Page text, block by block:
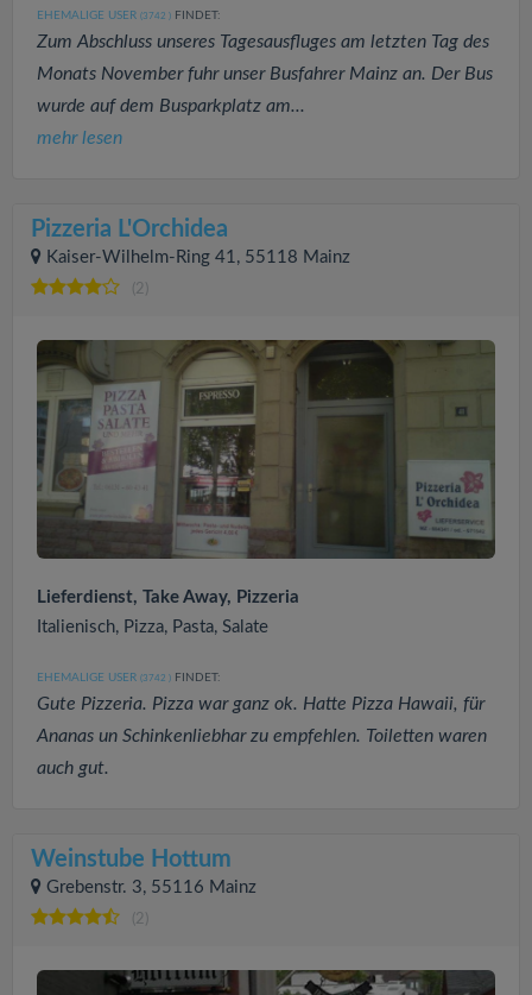
EHEMALIGE USER (3742 ) FINDET:
Zum Abschluss unseres Tagesausfluges am letzten Tag des
Monats November fuhr unser Busfahrer Mainz an. Der Bus
wurde auf dem Busparkplatz am...
mehr lesen
Pizzeria L'Orchidea
Kaiser-Wilhelm-Ring 41, 55118 Mainz
(2)
Lieferdienst, Take Away, Pizzeria
Italienisch, Pizza, Pasta, Salate
EHEMALIGE USER (3742 ) FINDET:
Gute Pizzeria. Pizza war ganz ok. Hatte Pizza Hawaii, für
Ananas un Schinkenliebhar zu empfehlen. Toiletten waren
auch gut.
Weinstube Hottum
Grebenstr. 3, 55116 Mainz
(2)